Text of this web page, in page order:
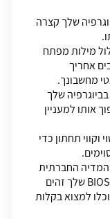
שלך קצרה
מילות מפתח
אחריך
מחשבונך.
ביוגרפיהשלך
אותו למעניין
תחתון כדי
החברתית
שלך. ודא שהעיצוב והפריסה של ה-BIOS שלך זהים
למצוא בקלות